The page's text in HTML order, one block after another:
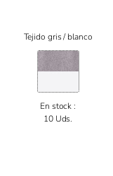
Tejido gris / blanco
En stock :
10 Uds.